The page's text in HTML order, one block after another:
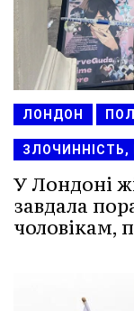
ЛОНДОН
ЗЛОЧИННІСТЬ,
У Лондоні
завдала
чоловікам,